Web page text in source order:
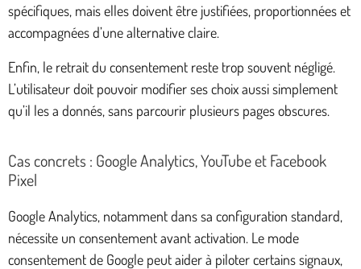
spécifiques, mais elles doivent être justifiées, proportionnées et
accompagnées d’une alternative claire.
Enfin, le retrait du consentement reste trop souvent négligé.
L’utilisateur doit pouvoir modifier ses choix aussi simplement
qu’il les a donnés, sans parcourir plusieurs pages obscures.
Cas concrets : Google Analytics, YouTube et Facebook
Pixel
Google Analytics, notamment dans sa configuration standard,
nécessite un consentement avant activation. Le mode
consentement de Google peut aider à piloter certains signaux,